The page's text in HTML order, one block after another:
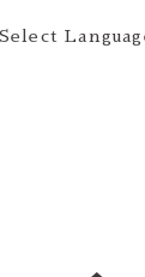
Select